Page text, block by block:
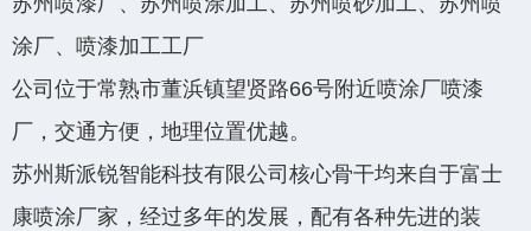
涂厂、喷漆加工工厂
公司位于常熟市董浜镇望贤路66号附近喷涂厂喷漆
厂，交通方便，地理位置优越。
苏州斯派锐智能科技有限公司核心骨干均来自于富士
康喷涂厂家，经过多年的发展，配有各种先进的装